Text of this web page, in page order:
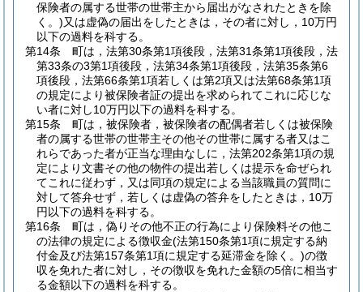
保険者の属する世帯の世帯主から届出がなされたときを除
く。)又は虚偽の届出をしたときは，その者に対し，10万円
以下の過料を科する。
第14条
町は，法第30条第1項後段，法第31条第1項後段，法
第33条の3第1項後段，法第34条第1項後段，法第35条第6
項後段，法第66条第1項若しくは第2項又は法第68条第1項
の規定により被保険者証の提出を求められてこれに応じな
い者に対し10万円以下の過料を科する。
第15条
町は，被保険者，被保険者の配偶者若しくは被保険
者の属する世帯の世帯主その他その世帯に属する者又はこ
れらであった者が正当な理由なしに，法第202条第1項の規
定により文書その他の物件の提出若しくは提示を命ぜられ
てこれに従わず，又は同項の規定による当該職員の質問に
対して答弁せず，若しくは虚偽の答弁をしたときは，10万
円以下の過料を科する。
第16条
町は，偽りその他不正の行為により保険料その他こ
の法律の規定による徴収金(法第150条第1項に規定する納
付金及び法第157条第1項に規定する延滞金を除く。)の徴
収を免れた者に対し，その徴収を免れた金額の5倍に相当す
る金額以下の過料を科する。